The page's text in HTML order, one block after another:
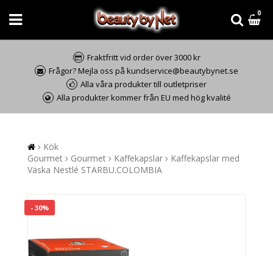
0
Fraktfritt vid order över 3000 kr
Frågor? Mejla oss på kundservice@beautybynet.se
Alla våra produkter till outletpriser
Alla produkter kommer från EU med hög kvalité
Kök
Gourmet
Gourmet Kaffekapslar
Kaffekapslar med
Väska Nestlé STARBU.COLOMBIA
- 30%